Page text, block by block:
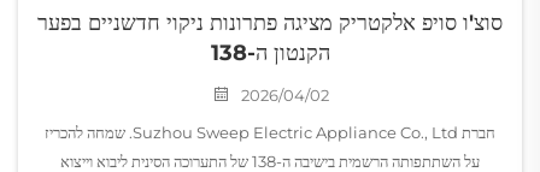
סוצ'ו סויפ אלקטריק מציגה פתרונות ניקוי חדשניים בפער
הקנטון ה-138
2026/04/02
חברת Suzhou Sweep Electric Appliance Co., Ltd. שמחה להכריז
על השתתפותה הרשמית בישיבה ה-138 של התערוכה הסינית ליבוא וייצוא